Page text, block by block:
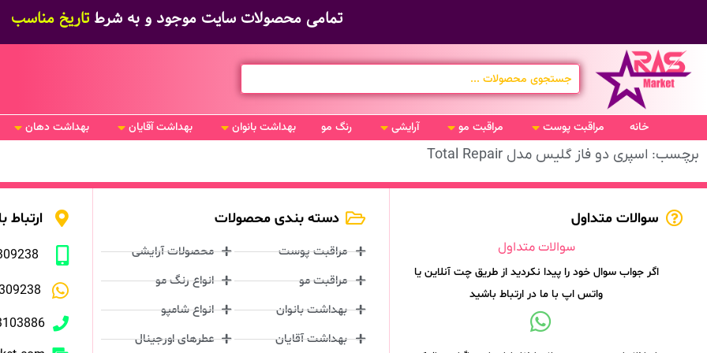
تمامی محصولات سایت موجود و به شرط تاریخ مناسب
خانه مراقبت پوست مراقبت مو آرایشی رنگ مو بهداشت بانوان بهداشت آقایان بهداشت دهان
برچسب: اسپری دو فاز گلیس مدل Total Repair
سوالات متداول
سوالات متداول
اگر جواب سوال خود را پیدا نکردید از طریق چت آنلاین یا
واتس اپ با ما در ارتباط باشید
دسته بندی محصولات
مراقبت پوست
مراقبت مو
بهداشت بانوان
بهداشت آقایان
محصولات آرایشی
انواع رنگ مو
انواع شامپو
عطرهای اورجینال
ارتباط